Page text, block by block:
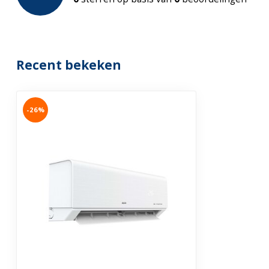
Efficiëntieklasse: EU A++
Recent bekeken
-26%